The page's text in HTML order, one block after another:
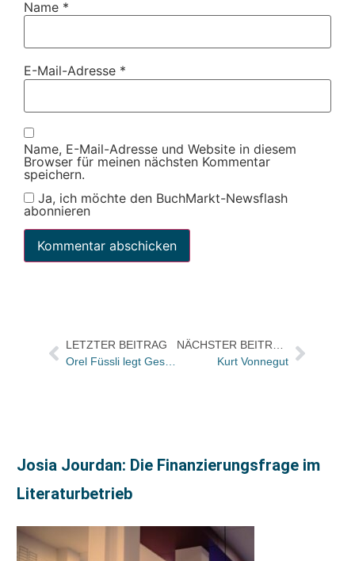
Name *
E-Mail-Adresse *
Name, E-Mail-Adresse und Website in diesem
Browser für meinen nächsten Kommentar
speichern.
Ja, ich möchte den BuchMarkt-Newsflash
abonnieren
LETZTER BEITRAG
Orel Füssli legt Geschäftsbericht vor: Umsatz um 5 Prozent gesteigert / Buchhandel stagniert / Dr. Peter Klauser tritt aus dem Verwaltungsrat zurück
Kurt Vonnegut
Josia Jourdan: Die Finanzierungsfrage im
Literaturbetrieb